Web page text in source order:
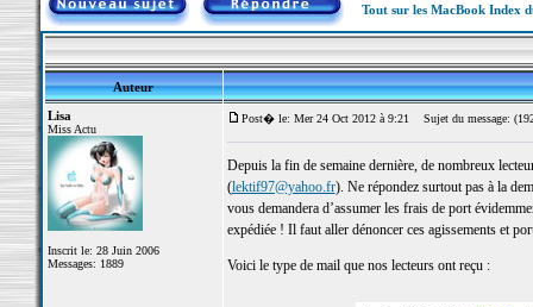
Tout sur les MacBook Index
Auteur
Lisa
Miss Actu
Inscrit le: 28 Juin 2006
Messages: 1889
Post� le: Mer 24 Oct 2012 à 9:21 Sujet du message:
Depuis la fin de semaine dernière, de nombreux
(lektif97@yahoo.fr). Ne répondez surtout pas à la
vous demandera d’assumer les frais de port
expédiée ! Il faut aller dénoncer ces agissements et
Voici le type de mail que nos lecteurs ont reçu :